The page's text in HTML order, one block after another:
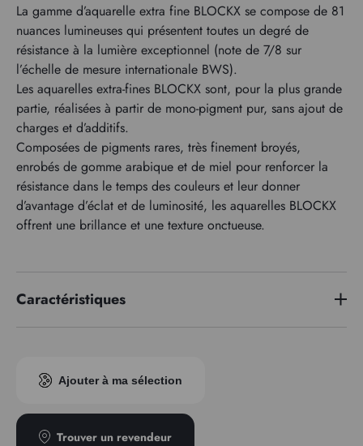
La gamme d’aquarelle extra fine BLOCKX se compose de 81
nuances lumineuses qui présentent toutes un degré de
résistance à la lumière exceptionnel (note de 7/8 sur
l’échelle de mesure internationale BWS).
Les aquarelles extra-fines BLOCKX sont, pour la plus grande
partie, réalisées à partir de mono-pigment pur, sans ajout de
charges et d’additifs.
Composées de pigments rares, très finement broyés,
enrobés de gomme arabique et de miel pour renforcer la
résistance dans le temps des couleurs et leur donner
d’avantage d’éclat et de luminosité, les aquarelles BLOCKX
offrent une brillance et une texture onctueuse.
Caractéristiques
Indice pigmentaire
Type
Ajouter à ma sélection
Trouver un revendeur